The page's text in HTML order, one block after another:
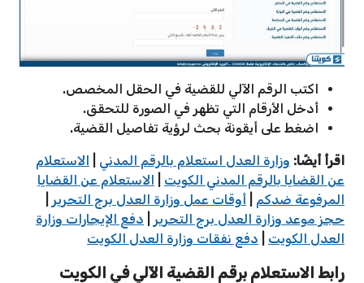
اكتب الرقم الآلي للقضية في الحقل المخصص.
أدخل الأرقام التي تظهر في الصورة للتحقق.
اضغط على أيقونة بحث لرؤية تفاصيل القضية.
اقرأ أيضًا: وزارة العدل استعلام بالرقم المدني
الاستعلام
عن القضايا بالرقم المدني الكويت
الاستعلام عن القضايا
المرفوعة ضدكم
أوقات عمل وزارة العدل برج التحرير
حجز موعد وزارة العدل برج التحرير
دفع الإيجارات وزارة
العدل الكويت
دفع نفقات وزارة العدل الكويت
رابط الاستعلام برقم القضية الآلي في الكويت